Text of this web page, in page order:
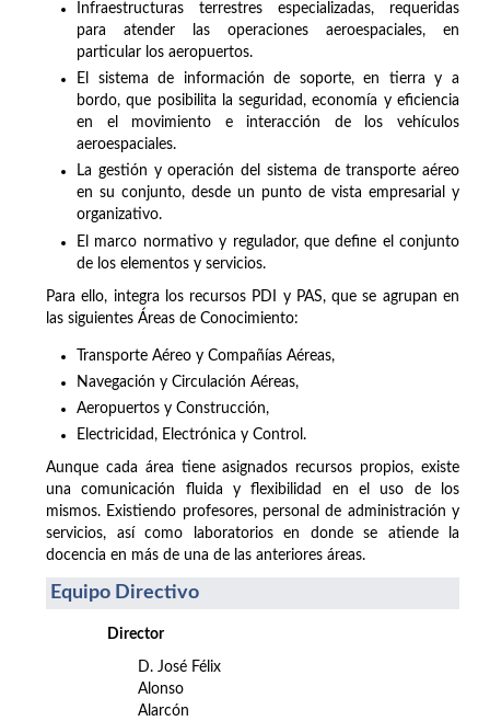
Infraestructuras terrestres especializadas, requeridas
para atender las operaciones aeroespaciales, en
particular los aeropuertos.
El sistema de información de soporte, en tierra y a
bordo, que posibilita la seguridad, economía y eficiencia
en el movimiento e interacción de los vehículos
aeroespaciales.
La gestión y operación del sistema de transporte aéreo
en su conjunto, desde un punto de vista empresarial y
organizativo.
El marco normativo y regulador, que define el conjunto
de los elementos y servicios.
Para ello, integra los recursos PDI y PAS, que se agrupan en
las siguientes Áreas de Conocimiento:
Transporte Aéreo y Compañías Aéreas,
Navegación y Circulación Aéreas,
Aeropuertos y Construcción,
Electricidad, Electrónica y Control.
Aunque cada área tiene asignados recursos propios, existe
una comunicación fluida y flexibilidad en el uso de los
mismos. Existiendo profesores, personal de administración y
servicios, así como laboratorios en donde se atiende la
docencia en más de una de las anteriores áreas.
Equipo Directivo
Director
D. José Félix
Alonso
Alarcón